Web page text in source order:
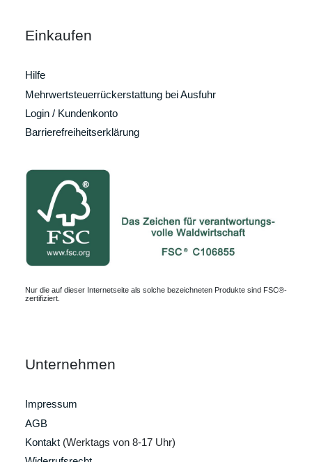
Einkaufen
Hilfe
Mehrwertsteuerrückerstattung bei Ausfuhr
Login / Kundenkonto
Barrierefreiheitserklärung
Nur die auf dieser Internetseite als solche bezeichneten Produkte sind FSC®-
zertifiziert.
Unternehmen
Impressum
AGB
Kontakt (Werktags von 8-17 Uhr)